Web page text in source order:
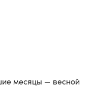
месяцы — весной